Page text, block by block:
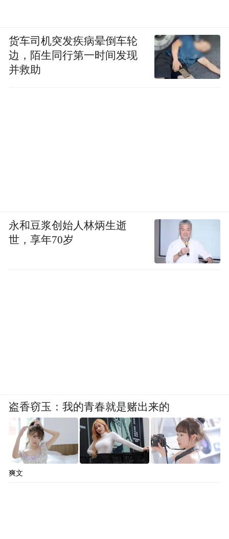
货车司机突发疾病晕倒车轮
边，陌生同行第一时间发现
并救助
永和豆浆创始人林炳生逝
世，享年70岁
盗香窃玉：我的青春就是赌出来的
爽文